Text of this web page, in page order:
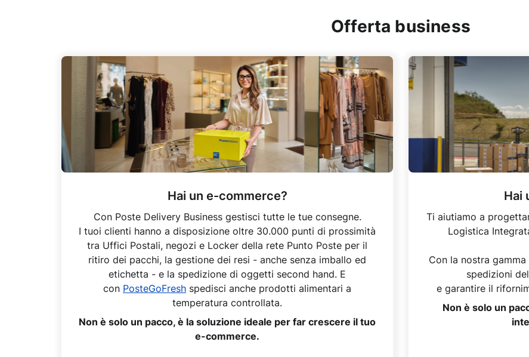
Offerta business
Hai un e-commerce?
Con Poste Delivery Business gestisci tutte le tue consegne.
I tuoi clienti hanno a disposizione oltre 30.000 punti di prossimità
tra Uffici Postali, negozi e Locker della rete Punto Poste per il
ritiro dei pacchi, la gestione dei resi - anche senza imballo ed
etichetta - e la spedizione di oggetti second hand. E
con PosteGoFresh spedisci anche prodotti alimentari a
temperatura controllata.
Non è solo un pacco, è la soluzione ideale per far crescere il tuo
e-commerce.
Hai
Ti aiutiamo a
Logistica
Con la nostra
spedizioni
e garantire il
Non è solo un